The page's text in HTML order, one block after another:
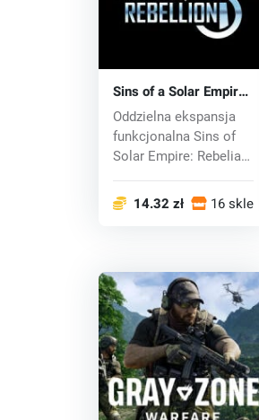
Sins of a Solar Empire:
Rebellion (PC) CD key
Oddzielna ekspansja
funkcjonalna Sins of
Solar Empire: Rebelia
14.32 zł 16 sklepy